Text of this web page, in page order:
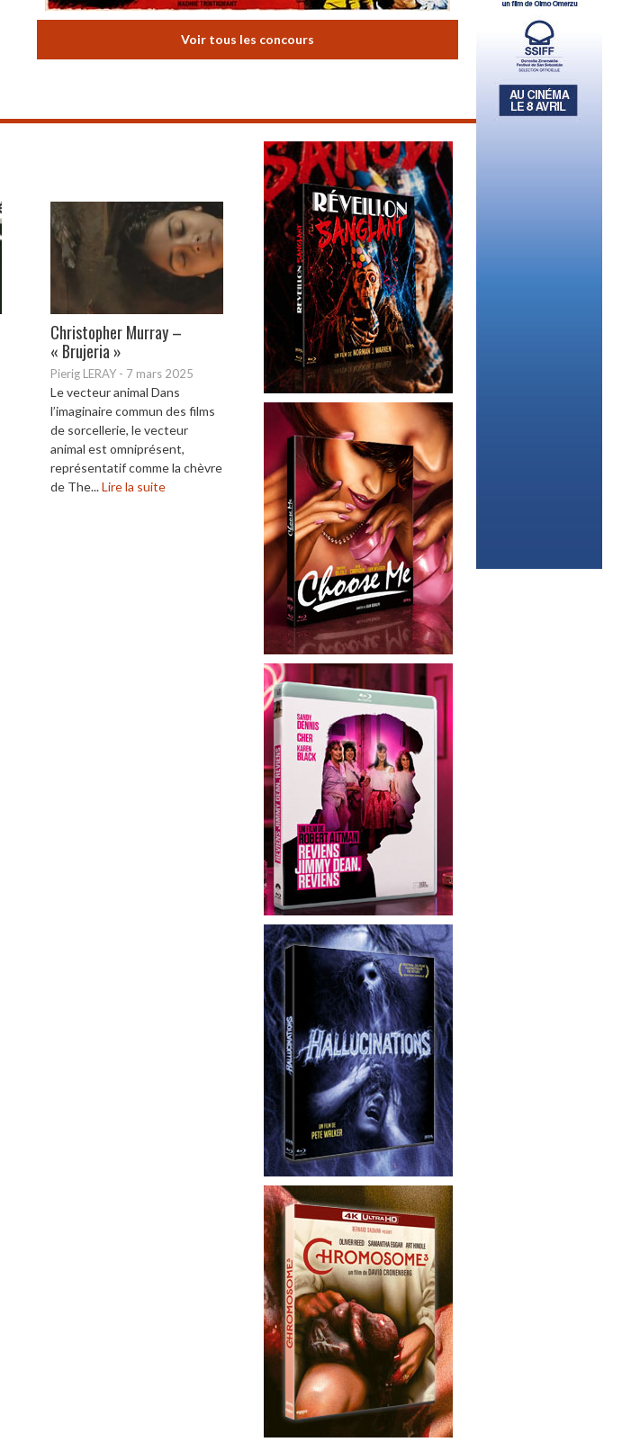
Voir tous les concours
Christopher Murray –
« Brujeria »
Pierig LERAY - 7 mars 2025
Le vecteur animal Dans
l’imaginaire commun des films
de sorcellerie, le vecteur
animal est omniprésent,
représentatif comme la chèvre
de The...Lire la suite